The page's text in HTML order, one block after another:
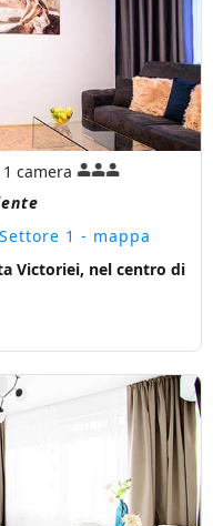
camera
1 - mappa
Victoriei, nel centro di